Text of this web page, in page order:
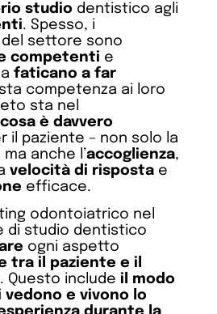
studio dentistico agli
. Spesso, i
del settore sono
competenti e
faticano a far
competenza ai loro
sta nel
è davvero
il paziente – non solo la
ma anche l’accoglienza,
velocità di risposta e
efficace.
odontoiatrico nel
di studio dentistico
ogni aspetto
tra il paziente e il
. Questo include il modo
vedono e vivono lo